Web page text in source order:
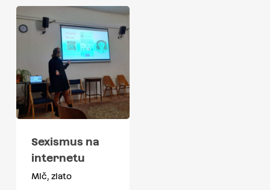
Sexismus na
internetu
Mlč, zlato